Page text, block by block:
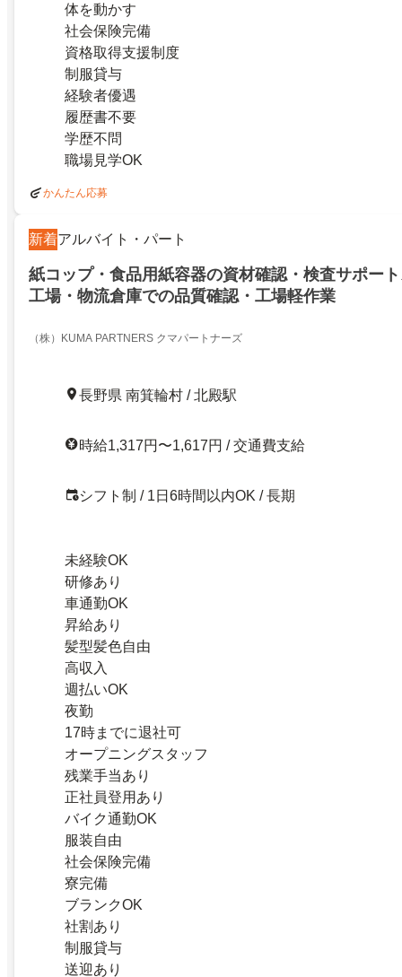
体を動かす
社会保険完備
資格取得支援制度
制服貸与
経験者優遇
履歴書不要
学歴不問
職場見学OK
かんたん応募
新着アルバイト・パート
紙コップ・食品用紙容器の資材確認・検査サポー
工場・物流倉庫での品質確認・工場軽作業
（株）KUMA PARTNERS クマパートナーズ
長野県 南箕輪村 / 北殿駅
時給1,317円〜1,617円 / 交通費支給
シフト制 / 1日6時間以内OK / 長期
未経験OK
研修あり
車通勤OK
昇給あり
髪型髪色自由
高収入
週払いOK
夜勤
17時までに退社可
オープニングスタッフ
残業手当あり
正社員登用あり
バイク通勤OK
服装自由
社会保険完備
寮完備
ブランクOK
社割あり
制服貸与
送迎あり